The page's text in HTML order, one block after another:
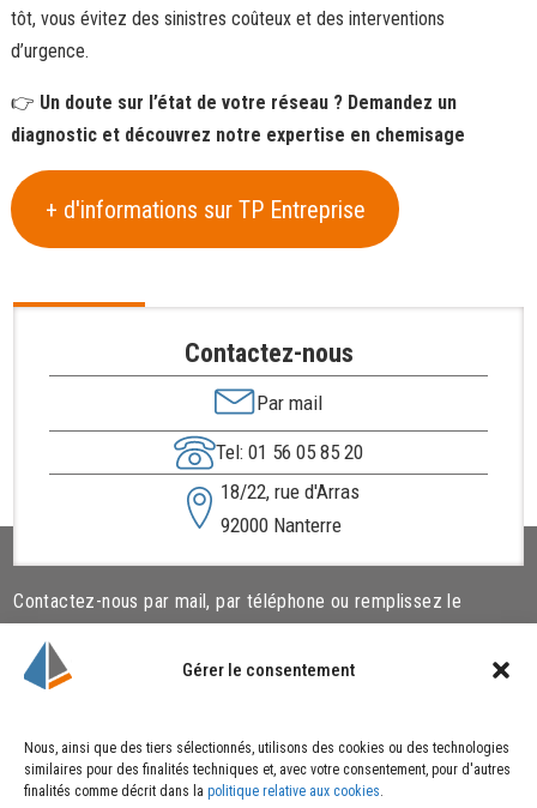
Gérer le consentement
Nous, ainsi que des tiers sélectionnés, utilisons des cookies ou des technologies
similaires pour des finalités techniques et, avec votre consentement, pour d'autres
finalités comme décrit dans la politique relative aux cookies.
tôt, vous évitez des sinistres coûteux et des interventions
d’urgence.
👉 Un doute sur l’état de votre réseau ? Demandez un
diagnostic et découvrez notre expertise en chemisage
+ d'informations sur TP Entreprise
Contactez-nous
Par mail
Tel: 01 56 05 85 20
18/22, rue d'Arras
92000 Nanterre
Contactez-nous par mail, par téléphone ou remplissez le
Liens utiles
Qui sommes-nous ?
Cookies
Politique de cookies